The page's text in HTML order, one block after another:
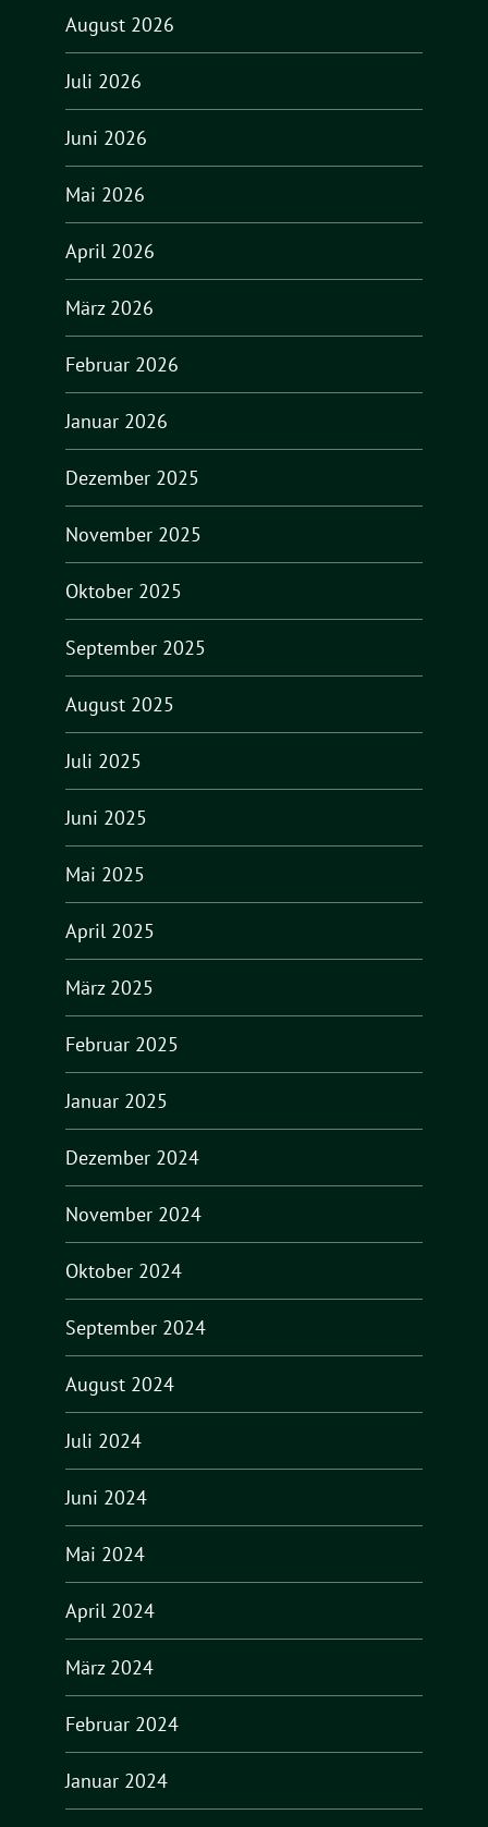
August 2026
Juli 2026
Juni 2026
Mai 2026
April 2026
März 2026
Februar 2026
Januar 2026
Dezember 2025
November 2025
Oktober 2025
September 2025
August 2025
Juli 2025
Juni 2025
Mai 2025
April 2025
März 2025
Februar 2025
Januar 2025
Dezember 2024
November 2024
Oktober 2024
September 2024
August 2024
Juli 2024
Juni 2024
Mai 2024
April 2024
März 2024
Februar 2024
Januar 2024